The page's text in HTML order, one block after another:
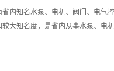
内知名水泵、电机、阀门、电气
大知名度，是省内从事水泵、电